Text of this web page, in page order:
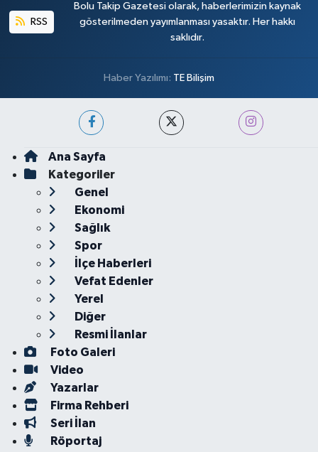
RSS
Bolu Takip Gazetesi olarak, haberlerimizin kaynak
gösterilmeden yayımlanması yasaktır. Her hakkı
saklıdır.
Haber Yazılımı: TE Bilişim
Ana Sayfa
Kategoriler
Genel
Ekonomi
Sağlık
Spor
İlçe Haberleri
Vefat Edenler
Yerel
Diğer
Resmi İlanlar
Foto Galeri
Video
Yazarlar
Firma Rehberi
Seri İlan
Röportaj